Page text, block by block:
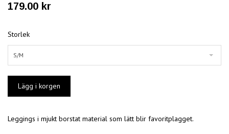
179.00 kr
Storlek
S/M
Leggings i mjukt borstat material som lätt blir favoritplagget.